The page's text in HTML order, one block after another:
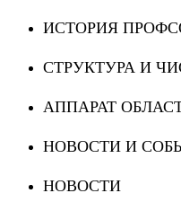
ИСТОРИЯ
СТРУКТУРА И
АППАРАТ
НОВОСТИ И
НОВОСТИ